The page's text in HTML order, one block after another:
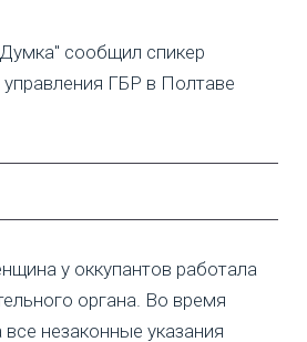
сообщил спикер
ГБР в Полтаве
у оккупантов работала
органа. Во время
незаконные указания